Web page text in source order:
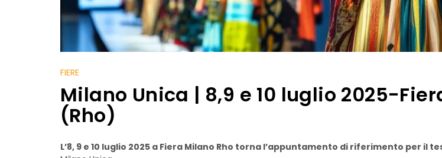
FIERE
Milano Unica | 8,9 e 10 luglio 2025-
(Rho)
L’8, 9 e 10 luglio 2025 a Fiera Milano Rho torna l’appuntamento di riferimento per il